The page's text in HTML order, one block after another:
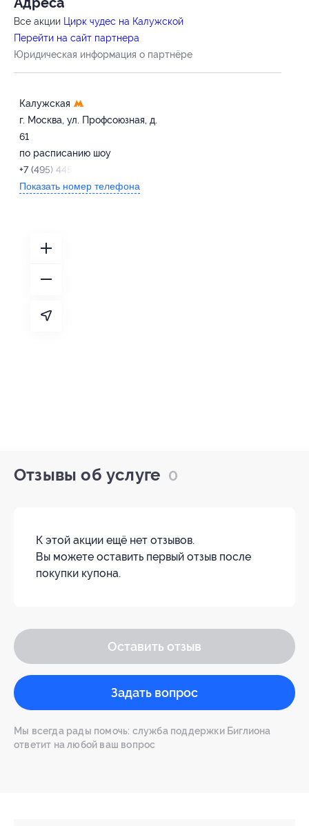
Все акции Цирк чудес на Калужской
Перейти на сайт партнера
Юридическая информация о партнёре
Калужская
г. Москва, ул. Профсоюзная, д.
61
по расписанию шоу
+7 (495) 445-49-45
Показать номер телефона
Отзывы об услуге 0
К этой акции ещё нет отзывов.
Вы можете оставить первый отзыв после
покупки купона.
Оставить отзыв
Задать вопрос
Мы всегда рады помочь: служба поддержки Биглиона
ответит на любой ваш вопрос